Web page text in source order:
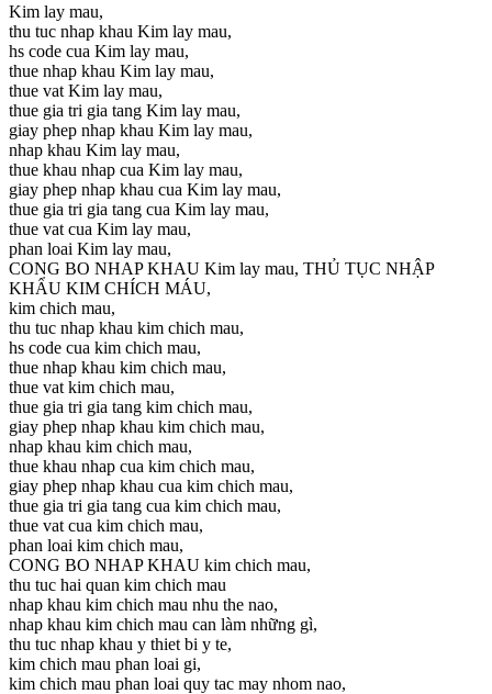
Kim lay mau,
thu tuc nhap khau Kim lay mau,
hs code cua Kim lay mau,
thue nhap khau Kim lay mau,
thue vat Kim lay mau,
thue gia tri gia tang Kim lay mau,
giay phep nhap khau Kim lay mau,
nhap khau Kim lay mau,
thue khau nhap cua Kim lay mau,
giay phep nhap khau cua Kim lay mau,
thue gia tri gia tang cua Kim lay mau,
thue vat cua Kim lay mau,
phan loai Kim lay mau,
CONG BO NHAP KHAU Kim lay mau, THỦ TỤC NHẬP
KHẨU KIM CHÍCH MÁU,
kim chich mau,
thu tuc nhap khau kim chich mau,
hs code cua kim chich mau,
thue nhap khau kim chich mau,
thue vat kim chich mau,
thue gia tri gia tang kim chich mau,
giay phep nhap khau kim chich mau,
nhap khau kim chich mau,
thue khau nhap cua kim chich mau,
giay phep nhap khau cua kim chich mau,
thue gia tri gia tang cua kim chich mau,
thue vat cua kim chich mau,
phan loai kim chich mau,
CONG BO NHAP KHAU kim chich mau,
thu tuc hai quan kim chich mau
nhap khau kim chich mau nhu the nao,
nhap khau kim chich mau can làm những gì,
thu tuc nhap khau y thiet bi y te,
kim chich mau phan loai gi,
kim chich mau phan loai quy tac may nhom nao,